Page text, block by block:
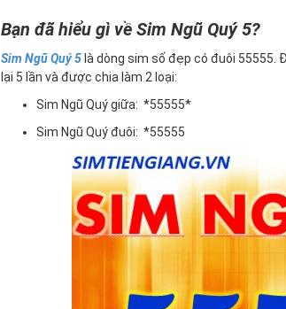
Bạn đã hiểu gì về Sim Ngũ Quý 5?
Sim Ngũ Quý 5 là dòng sim số đẹp có đuôi 55555.
lại 5 lần và được chia làm 2 loại:
Sim Ngũ Quý giữa: *55555*
Sim Ngũ Quý đuôi: *55555